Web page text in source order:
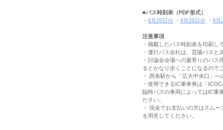
■バス時刻表（PDF形式）
・9月25日分 ・9月26日分 ・9月
注意事項
・掲載したバス時刻表を印刷し
・運行バス会社は、芸陽バスと
・討論会会場への最寄りのバ
るとかなり歩くことになるので
・ 西条駅から「広大中央口」
・使用できるIC乗車券は「
臨時バスの車両によってはIC乗
ださい。
・ 現金でお支払いの方はスム
を用意してください。